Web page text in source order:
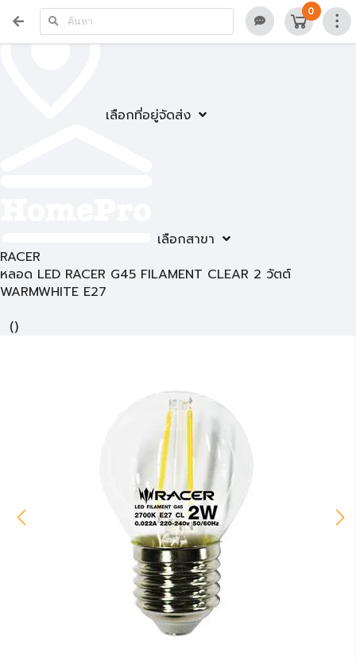
เลือกที่อยู่จัดส่ง
เลือกสาขา
0
RACER
หลอด LED RACER G45 FILAMENT CLEAR 2 วัตต์
WARMWHITE E27
()